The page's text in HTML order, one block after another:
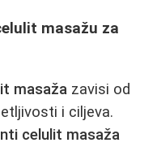
masažu za
masaža zavisi od
i ciljeva.
celulit masaža